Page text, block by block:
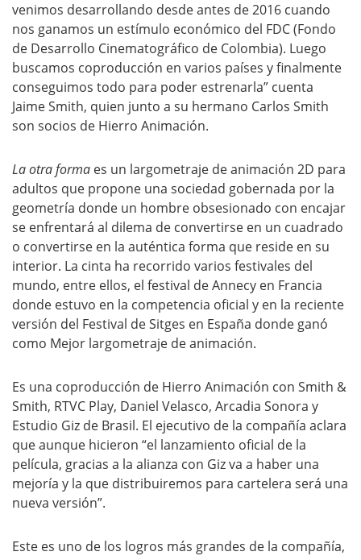
venimos desarrollando desde antes de 2016 cuando
nos ganamos un estímulo económico del FDC (Fondo
de Desarrollo Cinematográfico de Colombia). Luego
buscamos coproducción en varios países y finalmente
conseguimos todo para poder estrenarla” cuenta
Jaime Smith, quien junto a su hermano Carlos Smith
son socios de Hierro Animación.
La otra forma es un largometraje de animación 2D para
adultos que propone una sociedad gobernada por la
geometría donde un hombre obsesionado con encajar
se enfrentará al dilema de convertirse en un cuadrado
o convertirse en la auténtica forma que reside en su
interior. La cinta ha recorrido varios festivales del
mundo, entre ellos, el festival de Annecy en Francia
donde estuvo en la competencia oficial y en la reciente
versión del Festival de Sitges en España donde ganó
como Mejor largometraje de animación.
Es una coproducción de Hierro Animación con Smith &
Smith, RTVC Play, Daniel Velasco, Arcadia Sonora y
Estudio Giz de Brasil. El ejecutivo de la compañía aclara
que aunque hicieron “el lanzamiento oficial de la
película, gracias a la alianza con Giz va a haber una
mejoría y la que distribuiremos para cartelera será una
nueva versión”.
Este es uno de los logros más grandes de la compañía,